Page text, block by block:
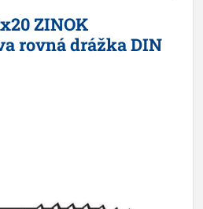
ZINOK
rovná drážka DIN